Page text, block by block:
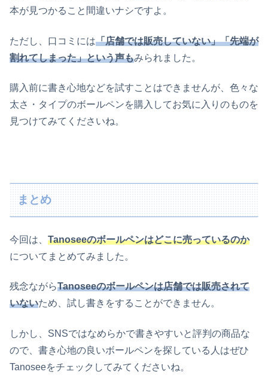
本が見つかること間違いナシですよ。
ただし、口コミには「店舗では販売していない」「先端が
割れてしまった」という声もみられました。
購入前に書き心地などを試すことはできませんが、色々な
太さ・タイプのボールペンを購入してお気に入りのものを
見つけてみてくださいね。
まとめ
今回は、 Tanoseeのボールペンはどこに売っているのか
についてまとめてみました。
残念ながらTanoseeのボールペンは店舗では販売されて
いないため、試し書きをすることができません。
しかし、SNSではなめらかで書きやすいと評判の商品な
ので、書き心地の良いボールペンを探している人はぜひ
Tanoseeをチェックしてみてくださいね。